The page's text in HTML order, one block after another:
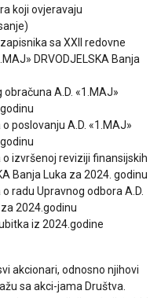
koji ovjeravaju
sa XXII redovne
DRVODJELSKA Banja
A.D. «1.MAJ»
poslovanju A.D. «1.MAJ»
izvršenoj reviziji finansijskih
Banja Luka za 2024. godinu
radu Upravnog odbora A.D.
2024.godinu
iz 2024.godine
akcionari, odnosno njihovi
sa akci-jama Društva.